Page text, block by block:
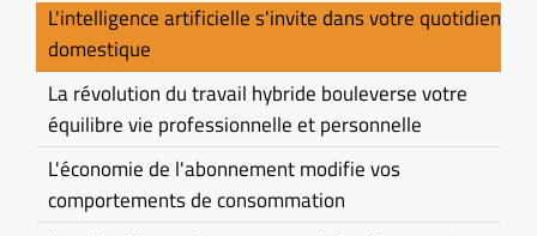
L'intelligence artificielle s'invite dans votre quotidien
domestique
La révolution du travail hybride bouleverse votre
équilibre vie professionnelle et personnelle
L'économie de l'abonnement modifie vos
comportements de consommation